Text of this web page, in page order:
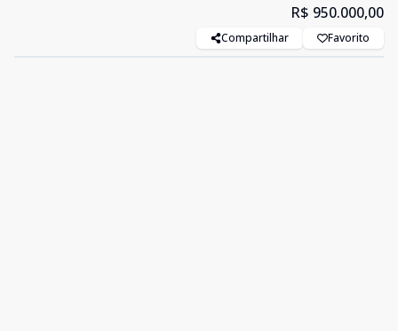
R$ 950.000,00
Compartilhar Favorito